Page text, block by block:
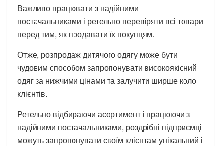
Важливо працювати з надійними
постачальниками і ретельно перевіряти всі товари
перед тим, як продавати їх покупцям.
Отже, розпродаж дитячого одягу може бути
чудовим способом запропонувати високоякісний
одяг за нижчими цінами та залучити ширше коло
клієнтів.
Ретельно відбираючи асортимент і працюючи з
надійними постачальниками, роздрібні підприємці
можуть запропонувати своїм клієнтам унікальний і